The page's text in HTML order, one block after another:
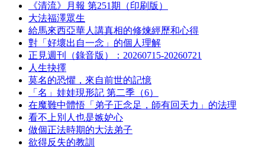
《清流》月報 第251期（印刷版）
大法福澤眾生
給馬來西亞華人講真相的修煉經歷和心得
對「好壞出自一念」的個人理解
正見週刊（錄音版）：20260715-20260721
人生抉擇
莫名的恐懼，來自前世的記憶
「名」娃娃現形記 第二季（6）
在魔難中體悟「弟子正念足，師有回天力」的法理
看不上別人也是嫉妒心
做個正法時期的大法弟子
欲得反失的教訓